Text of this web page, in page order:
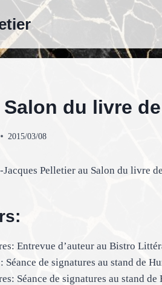
Salon du livre
2015/03/08
Jacques Pelletier au Salon du livre
Entrevue d’auteur au Bistro
Séance de signatures au stand de
Séance de signatures au stand de